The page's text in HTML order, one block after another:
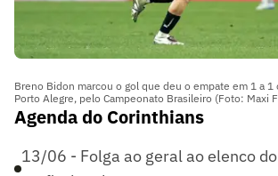
Breno Bidon marcou o gol que deu o empate em 1 a 1
Porto Alegre, pelo Campeonato Brasileiro (Foto: Maxi
Agenda do Corinthians
13/06 - Folga ao geral ao elenco